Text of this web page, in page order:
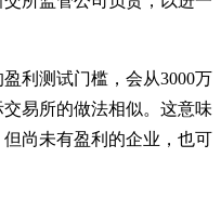
利测试门槛，会从3000万
易所的做法相似。这意味
尚未有盈利的企业，也可